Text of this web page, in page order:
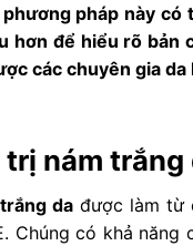
pháp này
hơn để hiểu rõ bản
các chuyên gia
nám
dađược làm từ
Chúng có khả